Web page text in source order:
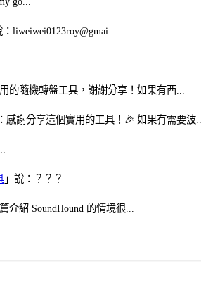
：liweiwei0123roy@gmai...
的隨機轉盤工具，謝謝分享！如果有西...
感謝分享這個實用的工具！🎉 如果有需要波
」說：？？？
介紹 SoundHound 的情境很...